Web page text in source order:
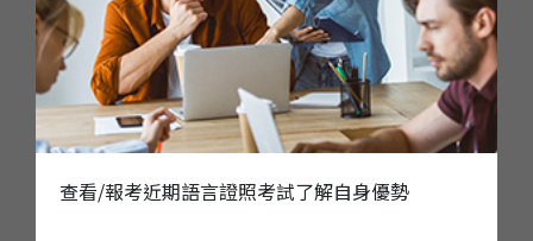
查看/報考近期語言證照考試了解自身優勢